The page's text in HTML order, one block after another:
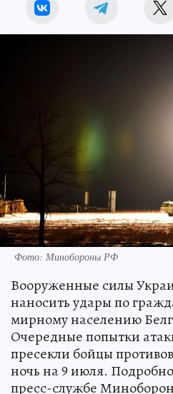
Фото: Минобороны РФ
Вооруженные силы
наносить удары по
мирному населению
Очередные попытки
пресекли бойцы
ночь на 9 июля.
пресс-службе